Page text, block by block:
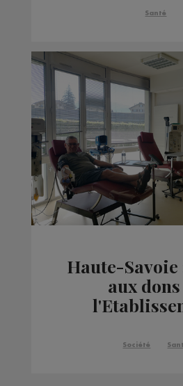
soins
Santé
Haute-Savoie
aux
Société